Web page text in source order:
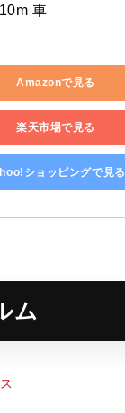
車
Amazonで見る
楽天市場で見る
ショッピングで見る
ム
ス